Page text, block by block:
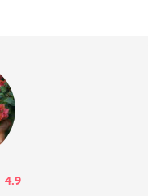
посещение
до 14:00): взрослые
– 900 руб.; дети от 7
4.9